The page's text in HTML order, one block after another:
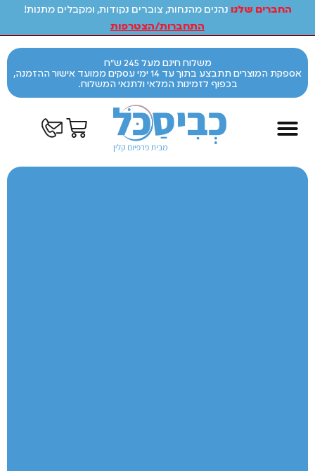
החברים שלנו נהנים מהנחות, צוברים נקודות, ומקבלים מתנות!
התחברות/הצטרפות
משלוח חינם מעל 245 ש"ח
אספקת המוצרים תתבצע בתוך עד 14 ימי עסקים ממועד אישור ההזמנה,
בכפוף לזמינות המלאי ולתנאי המשלוח.